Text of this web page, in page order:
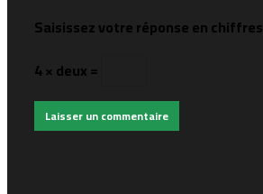
Saisissez votre réponse en chiffres
4 × deux =